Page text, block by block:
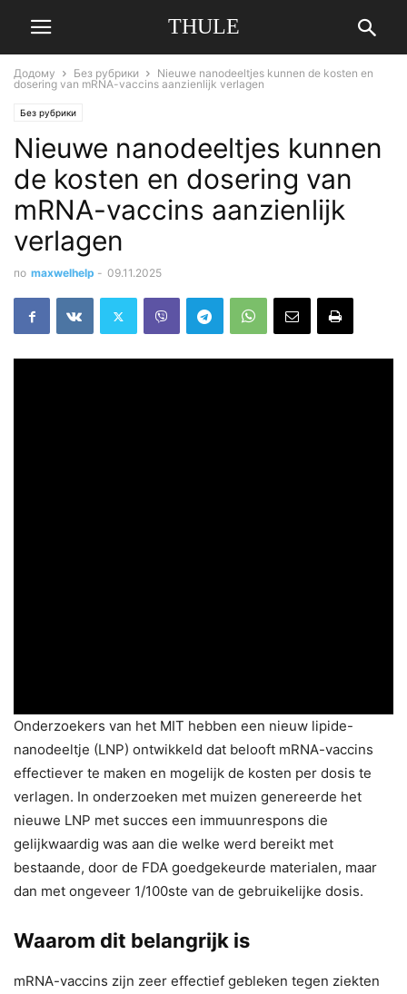
THULE
Додому Без рубрики
Nieuwe nanodeeltjes kunnen de kosten en
dosering van mRNA-vaccins aanzienlijk verlagen
Без рубрики
Nieuwe nanodeeltjes kunnen
de kosten en dosering van
mRNA-vaccins aanzienlijk
verlagen
по maxwelhelp - 09.11.2025
Onderzoekers van het MIT hebben een nieuw lipide-
nanodeeltje (LNP) ontwikkeld dat belooft mRNA-vaccins
effectiever te maken en mogelijk de kosten per dosis te
verlagen. In onderzoeken met muizen genereerde het
nieuwe LNP met succes een immuunrespons die
gelijkwaardig was aan die welke werd bereikt met
bestaande, door de FDA goedgekeurde materialen, maar
dan met ongeveer 1/100ste van de gebruikelijke dosis.
Waarom dit belangrijk is
mRNA-vaccins zijn zeer effectief gebleken tegen ziekten